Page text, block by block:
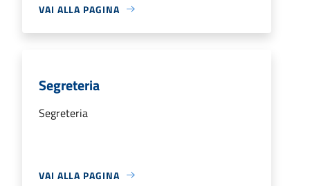
VAI ALLA PAGINA
Segreteria
Segreteria
VAI ALLA PAGINA